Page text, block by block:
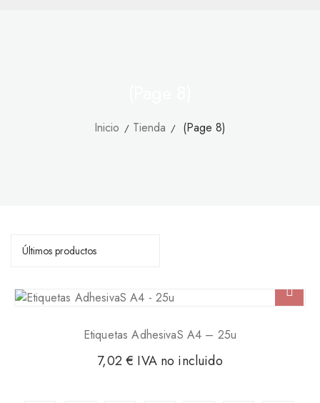
Inicio Tienda (Page 8)
Etiquetas AdhesivaS A4 – 25u
7,02€ IVA no incluido